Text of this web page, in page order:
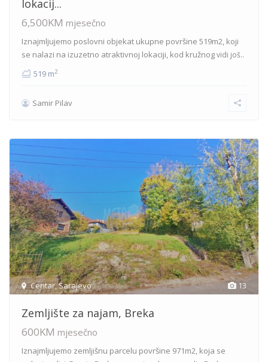
lokacij...
6,500KM mjesečno
Iznajmljujemo poslovni objekat ukupne površine 519m2, koji
se nalazi na izuzetno atraktivnoj lokaciji, kod kružnogvidi još..
519 m2
Samir Pilav
13
Centar,Sarajevo
Zemljište za najam, Breka
600KM mjesečno
Iznajmljujemo zemljišnu parcelu površine 971m2, koja se